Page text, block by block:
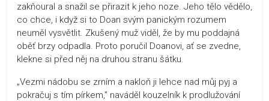
zakňoural a snažil se přirazit k jeho noze. Jeho tělo vědělo,
co chce, i když si to Doan svým panickým rozumem
neuměl vysvětlit. Zkušený muž viděl, že by mu poddajná
oběť brzy odpadla. Proto poručil Doanovi, ať se zvedne,
klekne si před něj na druhou stranu šátku.
„Vezmi nádobu se zrním a nakloň ji lehce nad můj pyj a
pokračuj s tím pírkem," naváděl kouzelník k prodlužování